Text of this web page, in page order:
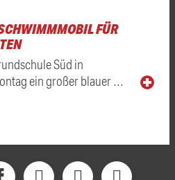
FÜR K
Süd in
ein großer blauer …